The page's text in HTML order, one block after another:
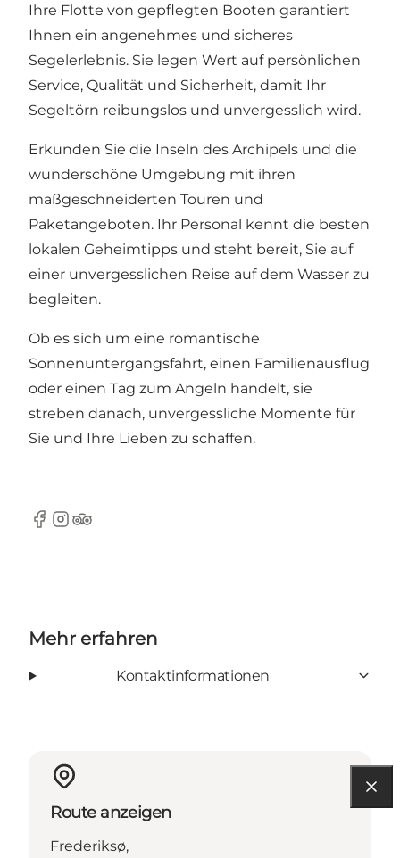
Ihre Flotte von gepflegten Booten garantiert
Ihnen ein angenehmes und sicheres
Segelerlebnis. Sie legen Wert auf persönlichen
Service, Qualität und Sicherheit, damit Ihr
Segeltörn reibungslos und unvergesslich wird.
Erkunden Sie die Inseln des Archipels und die
wunderschöne Umgebung mit ihren
maßgeschneiderten Touren und
Paketangeboten. Ihr Personal kennt die besten
lokalen Geheimtipps und steht bereit, Sie auf
einer unvergesslichen Reise auf dem Wasser zu
begleiten.
Ob es sich um eine romantische
Sonnenuntergangsfahrt, einen Familienausflug
oder einen Tag zum Angeln handelt, sie
streben danach, unvergessliche Momente für
Sie und Ihre Lieben zu schaffen.
Facebook
Instagram
tripadvisor
Mehr erfahren
Kontaktinformationen
Route anzeigen
Frederiksø,